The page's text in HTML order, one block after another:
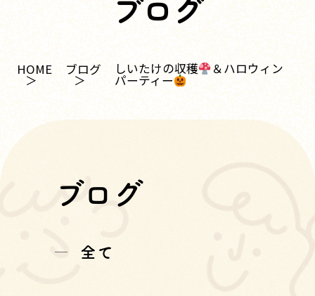
ブログ
HOME ブログ しいたけの収穫 ＆ハロウィン
パーティー
ブログ
全て